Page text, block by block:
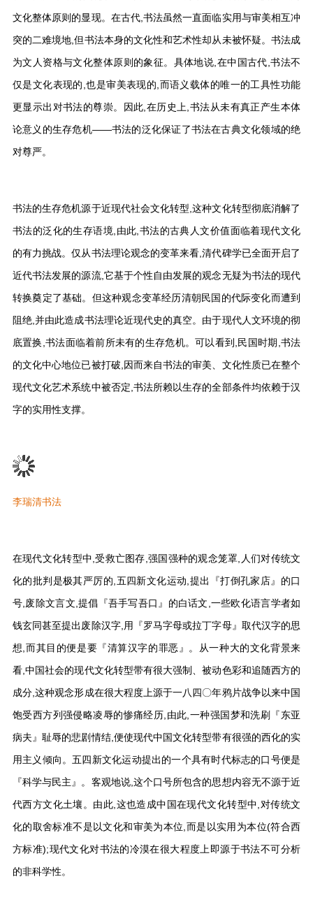
文化整体原则的显现。在古代,书法虽然一直面临实用与审美相互冲
突的二难境地,但书法本身的文化性和艺术性却从未被怀疑。书法成
为文人资格与文化整体原则的象征。具体地说,在中国古代,书法不
仅是文化表现的,也是审美表现的,而语义载体的唯一的工具性功能
更显示出对书法的尊崇。因此,在历史上,书法从未有真正产生本体
论意义的生存危机——书法的泛化保证了书法在古典文化领域的绝
对尊严。
书法的生存危机源于近现代社会文化转型,这种文化转型彻底消解了
书法的泛化的生存语境,由此,书法的古典人文价值面临着现代文化
的有力挑战。仅从书法理论观念的变革来看,清代碑学已全面开启了
近代书法发展的源流,它基于个性自由发展的观念无疑为书法的现代
转换奠定了基础。但这种观念变革经历清朝民国的代际变化而遭到
阻绝,并由此造成书法理论近现代史的真空。由于现代人文环境的彻
底置换,书法面临着前所未有的生存危机。可以看到,民国时期,书法
的文化中心地位已被打破,因而来自书法的审美、文化性质已在整个
现代文化艺术系统中被否定,书法所赖以生存的全部条件均依赖于汉
字的实用性支撑。
李瑞清书法
在现代文化转型中,受救亡图存,强国强种的观念笼罩,人们对传统文
化的批判是极其严厉的,五四新文化运动,提出『打倒孔家店』的口
号,废除文言文,提倡『吾手写吾口』的白话文,一些欧化语言学者如
钱玄同甚至提出废除汉字,用『罗马字母或拉丁字母』取代汉字的思
想,而其目的便是要『清算汉字的罪恶』。从一种大的文化背景来
看,中国社会的现代文化转型带有很大强制、被动色彩和追随西方的
成分,这种观念形成在很大程度上源于一八四〇年鸦片战争以来中国
饱受西方列强侵略凌辱的惨痛经历,由此,一种强国梦和洗刷『东亚
病夫』耻辱的悲剧情结,便使现代中国文化转型带有很强的西化的实
用主义倾向。五四新文化运动提出的一个具有时代标志的口号便是
『科学与民主』。客观地说,这个口号所包含的思想内容无不源于近
代西方文化土壤。由此,这也造成中国在现代文化转型中,对传统文
化的取舍标准不是以文化和审美为本位,而是以实用为本位(符合西
方标准);现代文化对书法的冷漠在很大程度上即源于书法不可分析
的非科学性。